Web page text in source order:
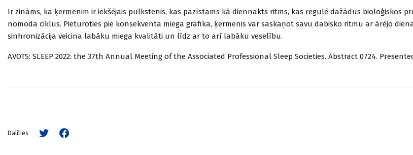
Ir zināms, ka ķermenim ir iekšējais pulkstenis, kas pazīstams kā diennakts ritms, kas regulē dažādus bioloģiskos
nomoda ciklus. Pieturoties pie konsekventa miega grafika, ķermenis var saskaņot savu dabisko ritmu ar ārējo
sinhronizācija veicina labāku miega kvalitāti un līdz ar to arī labāku veselību.
AVOTS: SLEEP 2022: the 37th Annual Meeting of the Associated Professional Sleep Societies. Abstract 0724.
Dalīties